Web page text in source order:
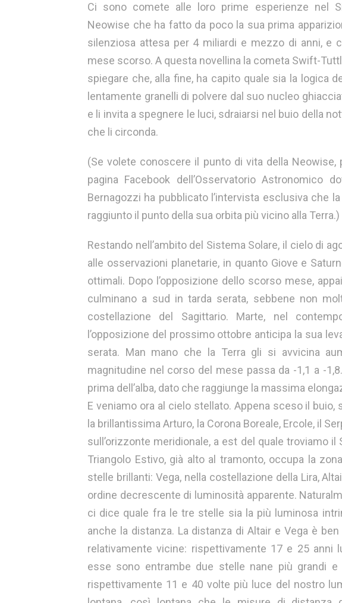
Ci sono comete alle loro prime esperienze nel
Neowise che ha fatto da poco la sua prima
silenziosa attesa per 4 miliardi e mezzo di anni, e
mese scorso. A questa novellina la cometa Swift-
spiegare che, alla fine, ha capito quale sia la logica
lentamente granelli di polvere dal suo nucleo
e li invita a spegnere le luci, sdraiarsi nel buio della
che li circonda.
(Se volete conoscere il punto di vita della Neowise,
pagina Facebook dell’Osservatorio Astronomico
Bernagozzi ha pubblicato l’intervista esclusiva che
raggiunto il punto della sua orbita più vicino alla Terra.)
Restando nell’ambito del Sistema Solare, il cielo di
alle osservazioni planetarie, in quanto Giove e
ottimali. Dopo l’opposizione dello scorso mese,
culminano a sud in tarda serata, sebbene non
costellazione del Sagittario. Marte, nel
l’opposizione del prossimo ottobre anticipa la sua
serata. Man mano che la Terra gli si avvicina
magnitudine nel corso del mese passa da -1,1 a -
prima dell’alba, dato che raggiunge la massima
E veniamo ora al cielo stellato. Appena sceso il buio,
la brillantissima Arturo, la Corona Boreale, Ercole, il
sull’orizzonte meridionale, a est del quale troviamo il
Triangolo Estivo, già alto al tramonto, occupa la
stelle brillanti: Vega, nella costellazione della Lira,
ordine decrescente di luminosità apparente.
ci dice quale fra le tre stelle sia la più luminosa
anche la distanza. La distanza di Altair e Vega è
relativamente vicine: rispettivamente 17 e 25 anni
esse sono entrambe due stelle nane più grandi
rispettivamente 11 e 40 volte più luce del nostro